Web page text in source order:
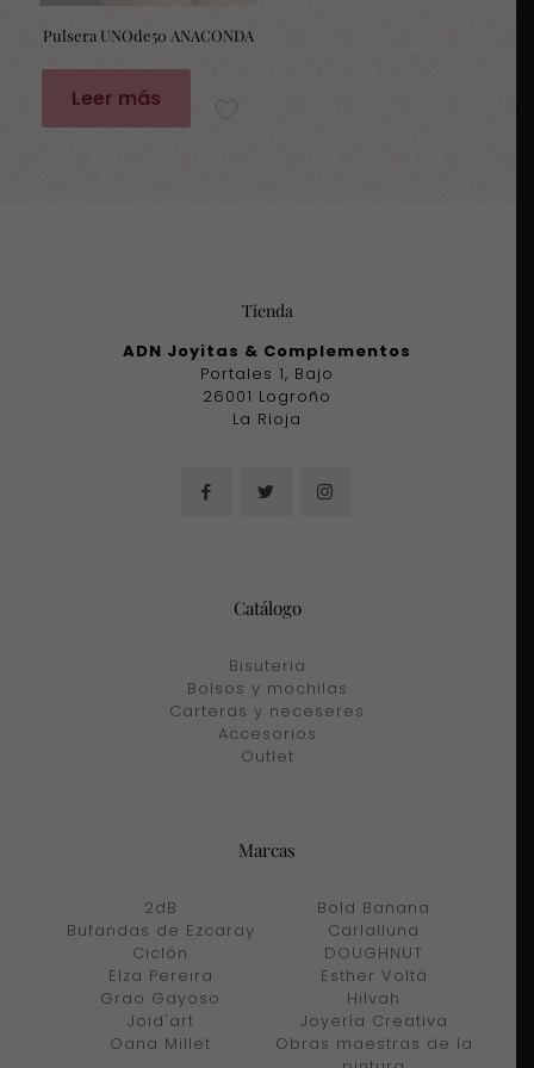
Pulsera UNOde50 ANACONDA
Leer más
Tienda
ADN Joyitas & Complementos
Portales 1, Bajo
26001 Logroño
La Rioja
Catálogo
Bisuteria
Bolsos y mochilas
Carteras y neceseres
Accesorios
Outlet
Marcas
2dB
Bold Banana
Bufandas de Ezcaray
Carlalluna
Ciclón
DOUGHNUT
Elza Pereira
Esther Voltà
Grao Gayoso
Hilvah
Joid'art
Joyería Creativa
Oana Millet
Obras maestras de la